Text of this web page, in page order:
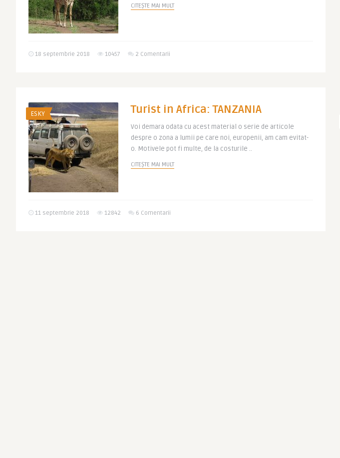
CITEȘTE MAI MULT
18 septembrie 2018 10457 2 Comentarii
ESKY Turist in Africa: TANZANIA
Voi demara odata cu acest material o serie de articole
despre o zona a lumii pe care noi, europenii, am cam evitat-
o. Motivele pot fi multe, de la costurile ..
CITEȘTE MAI MULT
11 septembrie 2018 12842 6 Comentarii